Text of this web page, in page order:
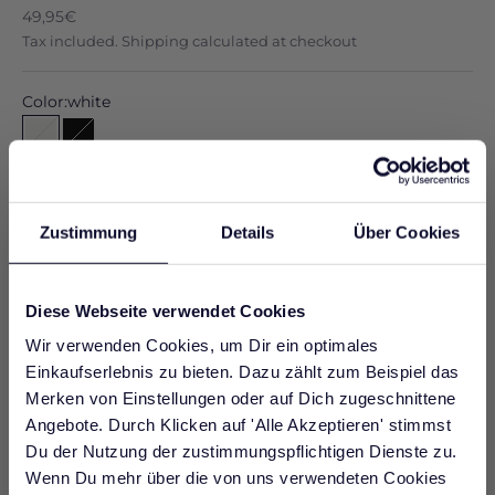
Zustimmung Details Über Cookies
Diese Webseite verwendet Cookies
Wir verwenden Cookies, um Dir ein optimales
Einkaufserlebnis zu bieten. Dazu zählt zum Beispiel das
Merken von Einstellungen oder auf Dich zugeschnittene
Angebote. Durch Klicken auf 'Alle Akzeptieren' stimmst
Du der Nutzung der zustimmungspflichtigen Dienste zu.
Wenn Du mehr über die von uns verwendeten Cookies
Sale price
49,95€
Tax included. Shipping calculated at checkout
Color:white
whiteblack
Rüschdails
Sustainability: organic cotton
Land of origin: Portugal / Made in Europe
product details
Size & Fit
sustainability
JOIN WHATSAPP AND GET A
SPECIAL GIFT
Werde jetzt Teil unserer WhatsApp
Community und erhalte nur für kurze Zeit 10%
Rabatt auf deine nächste Bestellung.